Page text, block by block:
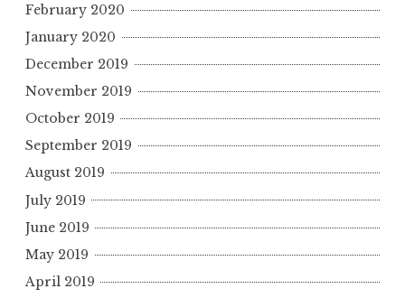
February 2020
January 2020
December 2019
November 2019
October 2019
September 2019
August 2019
July 2019
June 2019
May 2019
April 2019